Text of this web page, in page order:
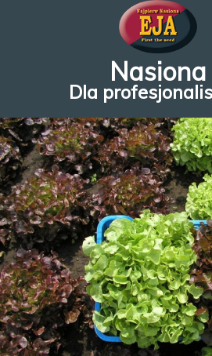
Nasiona
Dla